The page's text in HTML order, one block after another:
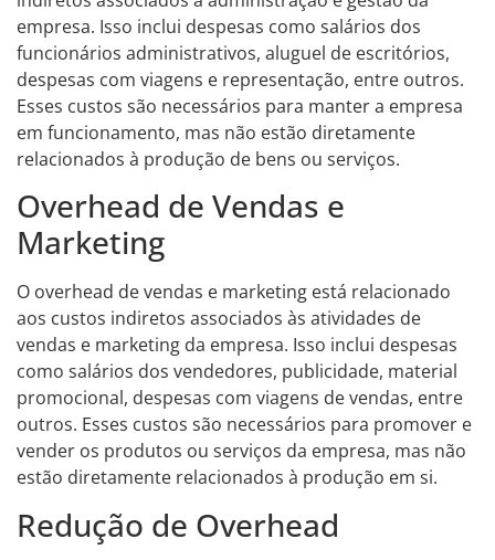
empresa. Isso inclui despesas como salários dos
funcionários administrativos, aluguel de escritórios,
despesas com viagens e representação, entre outros.
Esses custos são necessários para manter a empresa
em funcionamento, mas não estão diretamente
relacionados à produção de bens ou serviços.
Overhead de Vendas e
Marketing
O overhead de vendas e marketing está relacionado
aos custos indiretos associados às atividades de
vendas e marketing da empresa. Isso inclui despesas
como salários dos vendedores, publicidade, material
promocional, despesas com viagens de vendas, entre
outros. Esses custos são necessários para promover e
vender os produtos ou serviços da empresa, mas não
estão diretamente relacionados à produção em si.
Redução de Overhead